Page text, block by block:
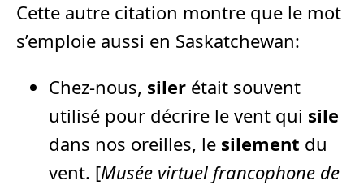
Cette autre citation montre que le mot
s’emploie aussi en Saskatchewan:
Chez-nous, siler était souvent
utilisé pour décrire le vent qui sile
dans nos oreilles, le silement du
vent. [Musée virtuel francophone de